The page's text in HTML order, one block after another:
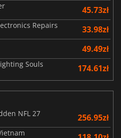
45.73zł
Repairs 33.98zł
49.49zł
Souls 174.61zł
NFL 27
256.95zł